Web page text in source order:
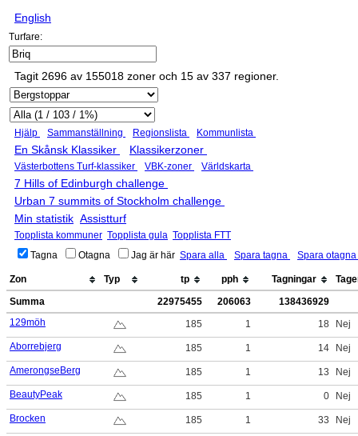
English
Turfare:
Tagit 2696 av 155018 zoner och 15 av 337 regioner.
Hjälp Sammanställning Regionslista Kommunlista
En Skånsk Klassiker Klassikerzoner
Västerbottens Turf-klassiker VBK-zoner Världskarta
7 Hills of Edinburgh challenge
Urban 7 summits of Stockholm challenge
Min statistik Assistturf
Topplista kommuner Topplista gula Topplista FTT
Tagna
Otagna Jag är här Spara alla Spara tagna Spara otagna
Zon Typ tp pph Tagningar
Summa
22975455 206063
138436929
129möh
185 1 18
Nej
Aborrebjerg
185 1 14
Nej
AmerongseBerg
185 1 13
Nej
BeautyPeak
185 1 0
Nej
Brocken
185 1 33
Nej